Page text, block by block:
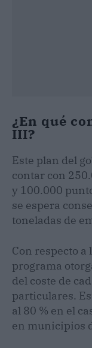
¿En qué
III?
Este plan del
contar con
y 100.000
se espera
toneladas de
Con respecto a
programa
del coste de
particulares.
al 80 % en el
en municipios